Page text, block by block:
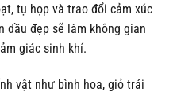
tụ họp và trao đổi cảm xúc
dầu đẹp sẽ làm không gian
giác sinh khí.
vật như bình hoa, giỏ trái